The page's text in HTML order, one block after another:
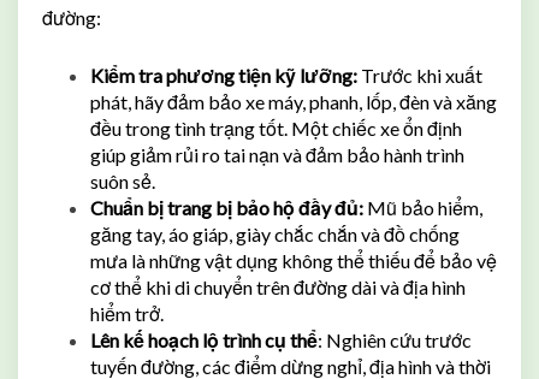
đường:
Kiểm tra phương tiện kỹ lưỡng: Trước khi xuất
phát, hãy đảm bảo xe máy, phanh, lốp, đèn và xăng
đều trong tình trạng tốt. Một chiếc xe ổn định
giúp giảm rủi ro tai nạn và đảm bảo hành trình
suôn sẻ.
Chuẩn bị trang bị bảo hộ đầy đủ: Mũ bảo hiểm,
găng tay, áo giáp, giày chắc chắn và đồ chống
mưa là những vật dụng không thể thiếu để bảo vệ
cơ thể khi di chuyển trên đường dài và địa hình
hiểm trở.
Lên kế hoạch lộ trình cụ thể: Nghiên cứu trước
tuyến đường, các điểm dừng nghỉ, địa hình và thời